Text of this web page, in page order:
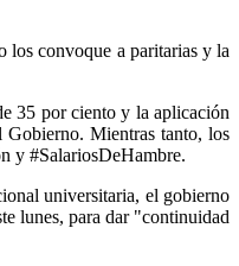
los convoque a paritarias y la
35 por ciento y la aplicación
Gobierno. Mientras tanto, los
y #SalariosDeHambre.
universitaria, el gobierno
lunes, para dar "continuidad